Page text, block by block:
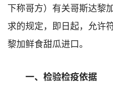
下称哥方）有关哥斯达黎
求的规定，即日起，允许
黎加鲜食甜瓜进口。
一、检验检疫依据